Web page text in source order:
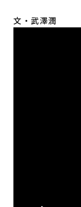
文・武澤潤